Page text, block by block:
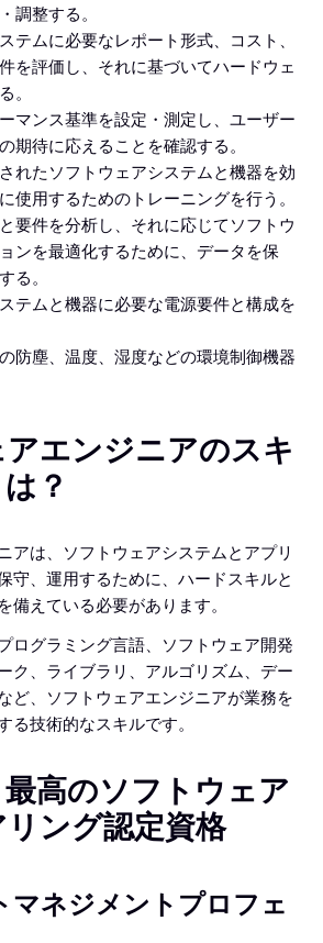
調整する。
テムに必要なレポート形式、コスト、
を評価し、それに基づいてハードウェ
。
マンス基準を設定・測定し、ユーザー
期待に応えることを確認する。
れたソフトウェアシステムと機器を効
使用するためのトレーニングを行う。
要件を分析し、それに応じてソフトウ
ンを最適化するために、データを保
る。
テムと機器に必要な電源要件と構成を
防塵、温度、湿度などの環境制御機器
エンジニアのスキ
？
アは、ソフトウェアシステムとアプリ
守、運用するために、ハードスキルと
備えている必要があります。
ログラミング言語、ソフトウェア開発
ク、ライブラリ、アルゴリズム、デー
ど、ソフトウェアエンジニアが業務を
る技術的なスキルです。
高のソフトウェア
ング認定資格
マネジメントプロフェ